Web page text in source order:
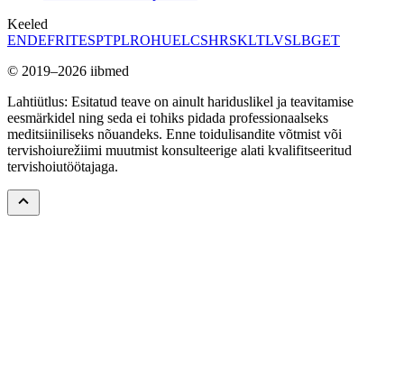
Keeled
ENDEFRITESPTPLROHUELCSHRSKLTLVSLBGET
© 2019–2026 iibmed
Lahtiütlus: Esitatud teave on ainult hariduslikel ja teavitamise
eesmärkidel ning seda ei tohiks pidada professionaalseks
meditsiiniliseks nõuandeks. Enne toidulisandite võtmist või
tervishoiurežiimi muutmist konsulteerige alati kvalifitseeritud
tervishoiutöötajaga.